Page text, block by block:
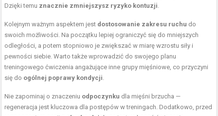
Dzięki temu znacznie zmniejszysz ryzyko kontuzji
Kolejnym ważnym aspektem jest dostosowanie zakresu ruchu do
swoich możliwości. Na początku lepiej ograniczyć się do mniejszych
odległości, a potem stopniowo je zwiększać w miarę wzrostu siły i
pewności siebie. Warto także wprowadzić do swojego planu
treningowego ćwiczenia angażujące inne grupy mięśniowe, co przyczyni
się do ogólnej poprawy kondycji
Nie zapominaj o znaczeniu odpoczynku dla mięśni brzucha —
regeneracja jest kluczowa dla postępów w treningach. Dodatkowo, przed